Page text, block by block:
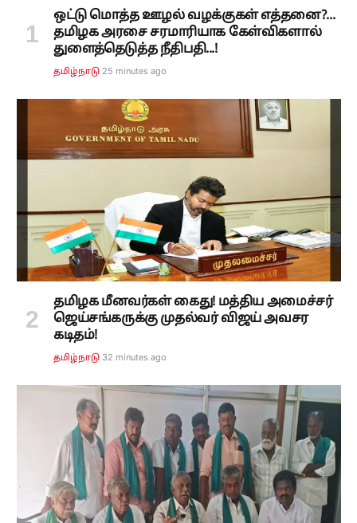
ஒட்டு மொத்த ஊழல் வழக்குகள் எத்தனை?...
தமிழக அரசை சரமாரியாக கேள்விகளால்
துளைத்தெடுத்த நீதிபதி...!
தமிழ்நாடு 25 minutes ago
தமிழக மீனவர்கள் கைது! மத்திய அமைச்சர்
ஜெய்சங்கருக்கு முதல்வர் விஜய் அவசர
கடிதம்!
தமிழ்நாடு 32 minutes ago